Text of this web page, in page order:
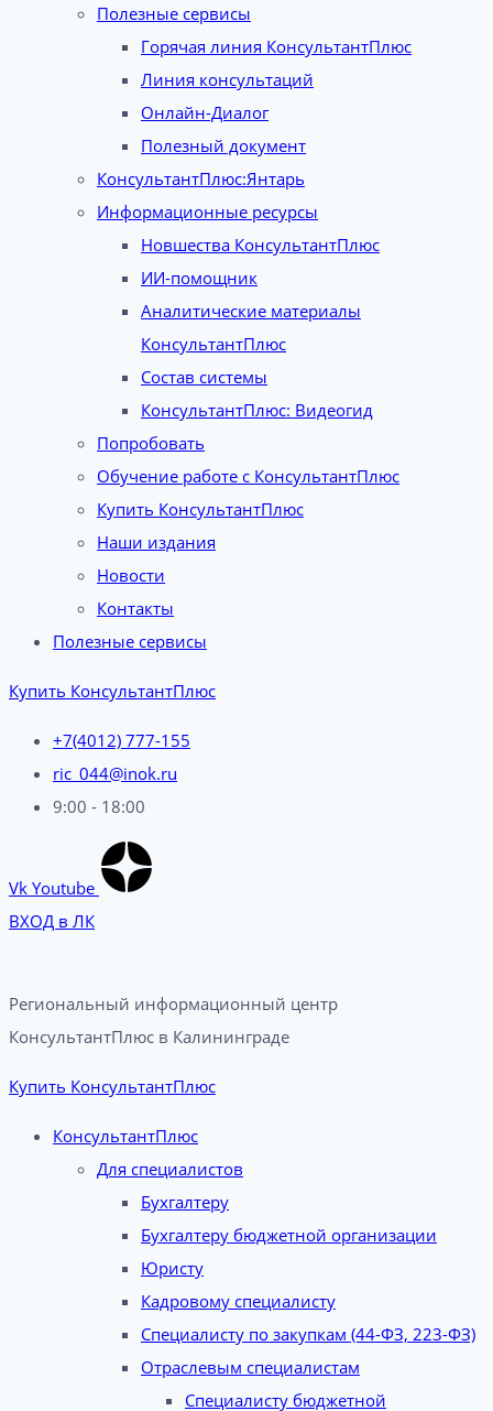
Полезные сервисы
Горячая линия КонсультантПлюс
Линия консультаций
Онлайн-Диалог
Полезный документ
КонсультантПлюс:Янтарь
Информационные ресурсы
Новшества КонсультантПлюс
ИИ-помощник
Аналитические материалы
КонсультантПлюс
Состав системы
КонсультантПлюс: Видеогид
Попробовать
Обучение работе с КонсультантПлюс
Купить КонсультантПлюс
Наши издания
Новости
Контакты
Полезные сервисы
Купить КонсультантПлюс
+7(4012) 777-155
ric_044@inok.ru
9:00 - 18:00
Vk Youtube
ВХОД в ЛК
Региональный информационный центр
КонсультантПлюс в Калининграде​
Купить КонсультантПлюс
КонсультантПлюс
Для специалистов
Бухгалтеру
Бухгалтеру бюджетной организации
Юристу
Кадровому специалисту
Специалисту по закупкам (44-ФЗ, 223-ФЗ)
Отраслевым специалистам
Специалисту бюджетной